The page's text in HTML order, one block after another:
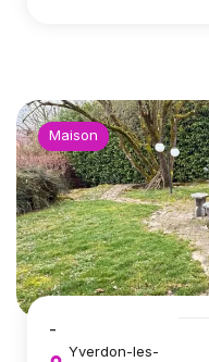
Maison
-
Yverdon-les-